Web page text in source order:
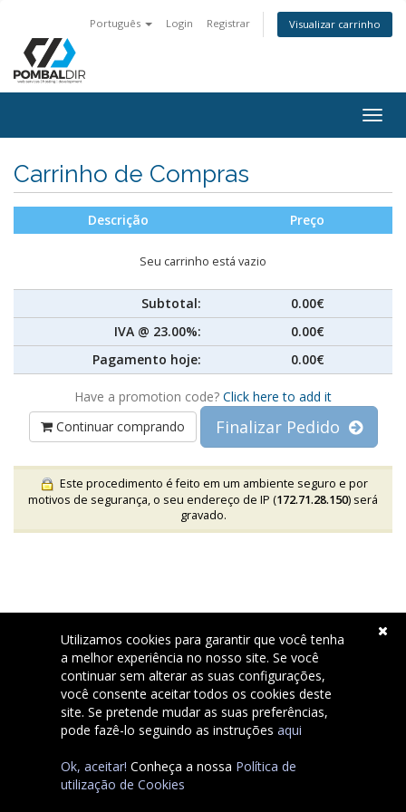
Português Login Registrar Visualizar carrinho
Carrinho de Compras
Descrição Preço
Seu carrinho está vazio
Subtotal:
0.00€
IVA @ 23.00%:
0.00€
Pagamento hoje:
0.00€
Have a promotion code? Click here to add it
Continuar comprando
Finalizar Pedido
Este procedimento é feito em um ambiente seguro e por
motivos de segurança, o seu endereço de IP (172.71.28.150) será
gravado.
Copyright © 2026 Pombaldir.com Serviços Internet Unip, Lda..
All Rights Reserved.
Utilizamos cookies para garantir que você tenha
a melhor experiência no nosso site. Se você
continuar sem alterar as suas configurações,
você consente aceitar todos os cookies deste
site. Se pretende mudar as suas preferências,
pode fazê-lo seguindo as instruçõesaqui
Ok, aceitar! Conheça a nossa Política de
utilização de Cookies